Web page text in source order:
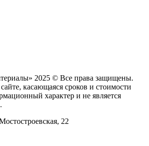
2025 © Все права защищены.
касающаяся сроков и стоимости
характер и не является
22